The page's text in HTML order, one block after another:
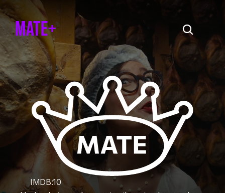
IMDB:10
Mate+